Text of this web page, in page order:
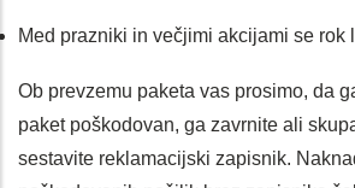
Med prazniki in večjimi akcijami se rok
Ob prevzemu paketa vas prosimo, da
paket poškodovan, ga zavrnite ali
sestavite reklamacijski zapisnik.